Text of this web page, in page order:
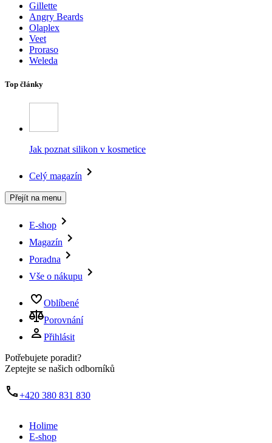
Gillette
Angry Beards
Olaplex
Veet
Proraso
Weleda
Top články
Jak poznat silikon v kosmetice
Celý magazín
Přejít na menu
E-shop
Magazín
Poradna
Vše o nákupu
Oblíbené
Porovnání
Přihlásit
Potřebujete poradit?
Zeptejte se našich odborníků
+420 380 831 830
Holime
E-shop